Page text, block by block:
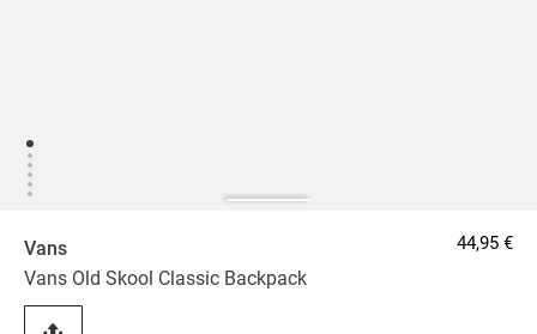
Vans
Vans Old Skool Classic Backpack
44,95 €